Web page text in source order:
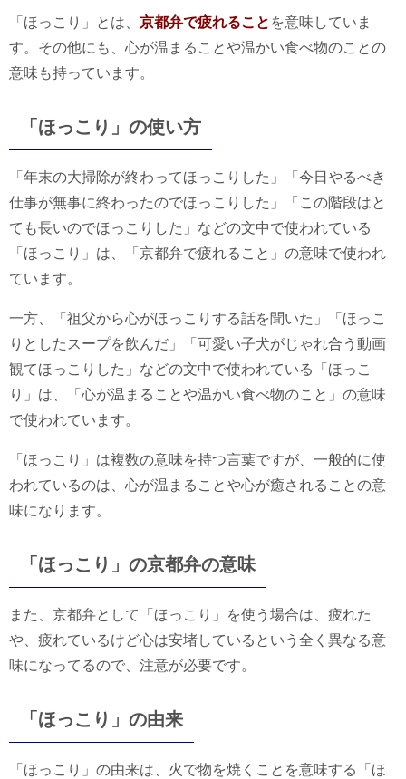
「ほっこり」とは、 京都弁で疲れること を意味していま
す。その他にも、心が温まることや温かい食べ物のことの
意味も持っています。
「ほっこり」の使い方
「年末の大掃除が終わってほっこりした」「今日やるべき
仕事が無事に終わったのでほっこりした」「この階段はと
ても長いのでほっこりした」などの文中で使われている
「ほっこり」は、「京都弁で疲れること」の意味で使われ
ています。
一方、「祖父から心がほっこりする話を聞いた」「ほっこ
りとしたスープを飲んだ」「可愛い子犬がじゃれ合う動画
観てほっこりした」などの文中で使われている「ほっこ
り」は、「心が温まることや温かい食べ物のこと」の意味
で使われています。
「ほっこり」は複数の意味を持つ言葉ですが、一般的に使
われているのは、心が温まることや心が癒されることの意
味になります。
「ほっこり」の京都弁の意味
また、京都弁として「ほっこり」を使う場合は、疲れた
や、疲れているけど心は安堵しているという全く異なる意
味になってるので、注意が必要です。
「ほっこり」の由来
「ほっこり」の由来は、火で物を焼くことを意味する「ほ